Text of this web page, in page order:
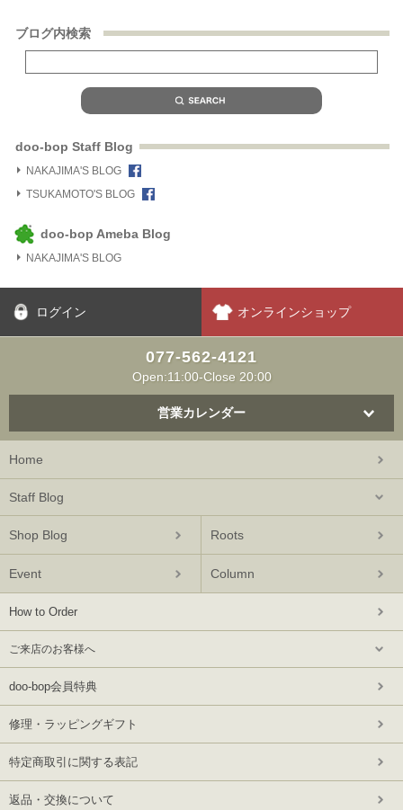
ブログ内検索
doo-bop Staff Blog
NAKAJIMA'S BLOG
TSUKAMOTO'S BLOG
doo-bop Ameba Blog
NAKAJIMA'S BLOG
ログイン オンラインショップ
077-562-4121
Open:11:00-Close 20:00
営業カレンダー
Home
Staff Blog
Shop Blog Roots
Event Column
How to Order
ご来店のお客様へ
doo-bop会員特典
修理・ラッピングギフト
特定商取引に関する表記
返品・交換について